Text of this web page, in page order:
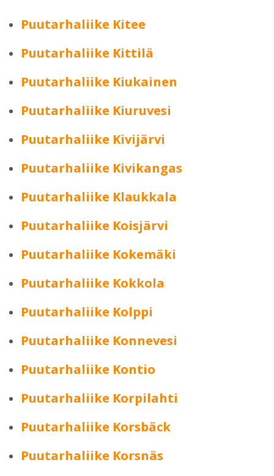
Puutarhaliike Kitee
Puutarhaliike Kittilä
Puutarhaliike Kiukainen
Puutarhaliike Kiuruvesi
Puutarhaliike Kivijärvi
Puutarhaliike Kivikangas
Puutarhaliike Klaukkala
Puutarhaliike Koisjärvi
Puutarhaliike Kokemäki
Puutarhaliike Kokkola
Puutarhaliike Kolppi
Puutarhaliike Konnevesi
Puutarhaliike Kontio
Puutarhaliike Korpilahti
Puutarhaliike Korsbäck
Puutarhaliike Korsnäs